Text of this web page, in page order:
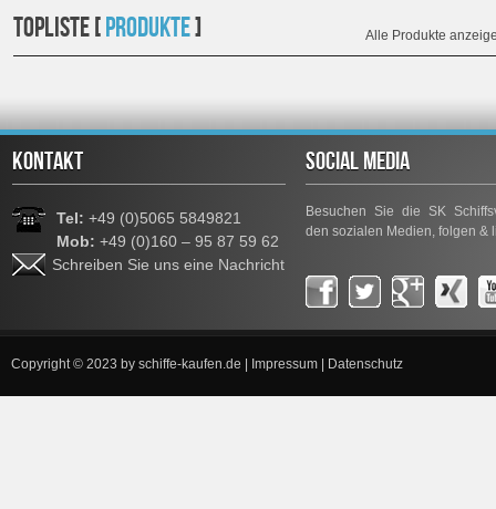
TOPLISTE [ PRODUKTE] Alle Produkte
KONTAKT
Tel: +49 (0)5065 5849821
Mob: +49 (0)160 – 95 87 59 62
Schreiben Sie uns eine Nachricht
SOCIAL MEDIA
Besuchen Sie die SK
den sozialen Medien, folgen &
Copyright © 2023 by schiffe-kaufen.de Impressum Datenschutz